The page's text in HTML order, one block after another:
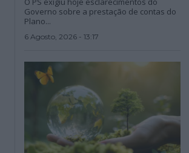
Governo sobre a prestação de contas do
Plano...
6 Agosto, 2026 - 13:17